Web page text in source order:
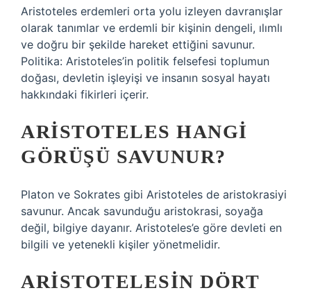
Aristoteles erdemleri orta yolu izleyen davranışlar
olarak tanımlar ve erdemli bir kişinin dengeli, ılımlı
ve doğru bir şekilde hareket ettiğini savunur.
Politika: Aristoteles’in politik felsefesi toplumun
doğası, devletin işleyişi ve insanın sosyal hayatı
hakkındaki fikirleri içerir.
ARISTOTELES HANGI
GÖRÜŞÜ SAVUNUR?
Platon ve Sokrates gibi Aristoteles de aristokrasiyi
savunur. Ancak savunduğu aristokrasi, soyağa
değil, bilgiye dayanır. Aristoteles’e göre devleti en
bilgili ve yetenekli kişiler yönetmelidir.
ARISTOTELESIN DÖRT